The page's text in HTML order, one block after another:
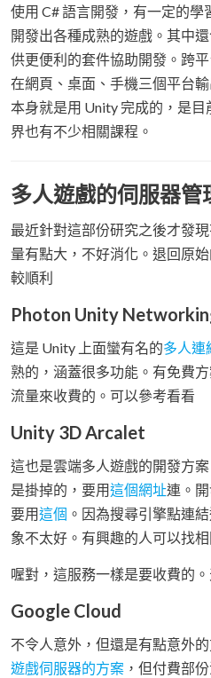
使用 C# 語言開發，有一定的
開發出各種成熟的遊戲。其中
供更便利的套件協助開發。跨
在網頁、桌面、手機三個平台
本身就是用 Unity 完成的，是
界也有不少相關課程。
多人遊戲的伺服器管
最近針對這部份研究之後才發
量有點大，不好消化。退回原
較順利
Photon Unity
這是 Unity 上面蠻有名的多人連
熟的，涵蓋很多功能。有免費
流量來收費的。可以參考看看
Unity 3D Arcalet
這也是雲端多人遊戲的開發方
是掛掉的，要用這個網址連。
要用這個 。因為搜尋引擎點連
象不太好。有興趣的人可以找相
喔對，這服務一樣是要收費的
Google Cloud
不令人意外，但還是有點意外
遊戲伺服器的方案 ，但付費部